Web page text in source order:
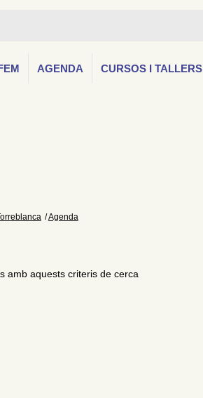
AGENDA CURSOS I TALLERS
Agenda
amb aquests criteris de cerca